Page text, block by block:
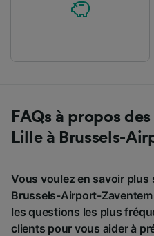
FAQs à propos
Lille à Brussels-
Vous voulez en savoir plus
Brussels-Airport-
les questions les plus
clients pour vous aider à